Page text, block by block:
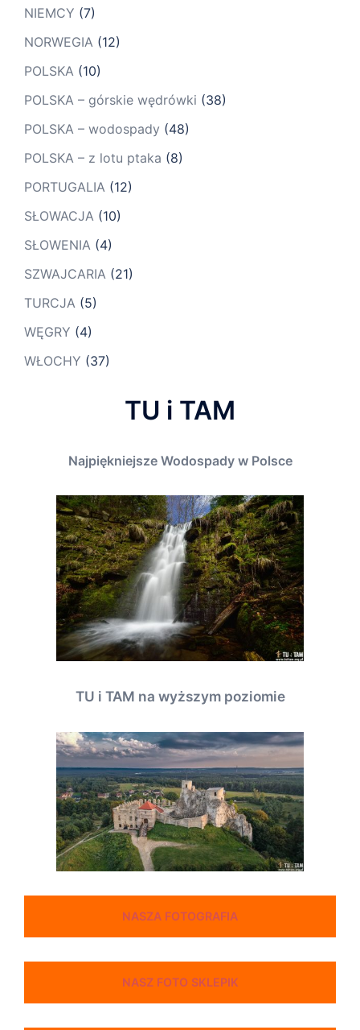
NIEMCY (7)
NORWEGIA (12)
POLSKA (10)
POLSKA – górskie wędrówki (38)
POLSKA – wodospady (48)
POLSKA – z lotu ptaka (8)
PORTUGALIA (12)
SŁOWACJA (10)
SŁOWENIA (4)
SZWAJCARIA (21)
TURCJA (5)
WĘGRY (4)
WŁOCHY (37)
TU i TAM
Najpiękniejsze Wodospady w Polsce
TU i TAM na wyższym poziomie
NASZA FOTOGRAFIA
NASZ FOTO SKLEPIK